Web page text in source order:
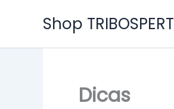
o
Shop TRIBOSPERT
Dicas